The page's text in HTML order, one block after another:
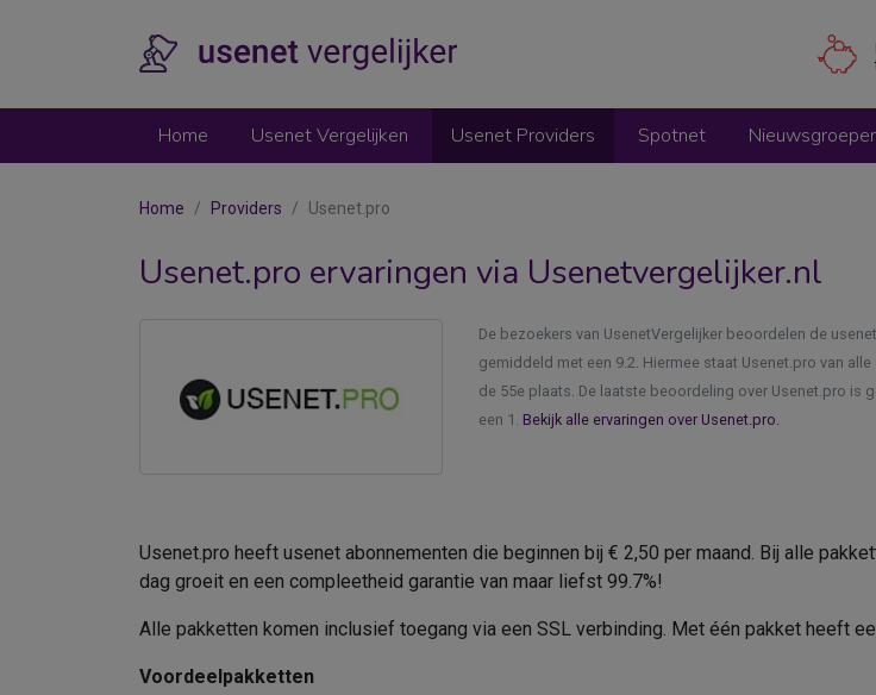
Home Usenet Vergelijken Usenet Providers Spotnet
Home Providers Usenet.pro
Usenet.pro ervaringen via Usenetvergelijker.nl
De bezoekers van UsenetVergelijker beoordelen de
gemiddeld met een 9.2. Hiermee staat Usenet.pro van
de 55e plaats. De laatste beoordeling over Usenet.pro is
een 1. Bekijk alle ervaringen over Usenet.pro.
Usenet.pro heeft usenet abonnementen die beginnen bij € 2,50 per maand. Bij alle
dag groeit en een compleetheid garantie van maar liefst 99.7%!
Alle pakketten komen inclusief toegang via een SSL verbinding. Met één pakket heeft
Voordeelpakketten